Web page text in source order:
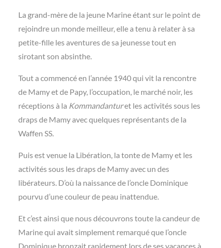
La grand-mère de la jeune Marine étant sur le point de
rejoindre un monde meilleur, elle a tenu à relater à sa
petite-fille les aventures de sa jeunesse tout en
sirotant son absinthe.
Tout a commencé en l’année 1940 qui vit la rencontre
de Mamy et de Papy, l’occupation, le marché noir, les
réceptions à la Kommandanturet les activités sous les
draps de Mamy avec quelques représentants de la
Waffen SS.
Puis est venue la Libération, la tonte de Mamy et les
activités sous les draps de Mamy avec un des
libérateurs. D’où la naissance de l’oncle Dominique
pourvu d’une couleur de peau inattendue.
Et c’est ainsi que nous découvrons toute la candeur de
Marine qui avait simplement remarqué que l’oncle
Dominique bronzait rapidement lors de ses vacances à